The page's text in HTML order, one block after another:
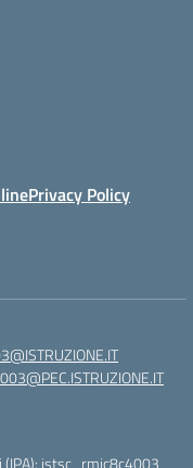
Privacy Policy
(IPA): istsc_rmic8c4003